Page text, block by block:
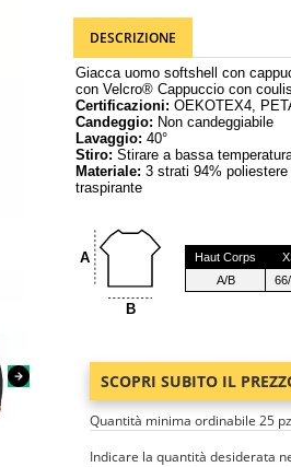
DESCRIZIONE
Giacca uomo softshell con
con Velcro® Cappuccio con
Certificazioni: OEKOTEX4,
Candeggio: Non candeggiabile
Lavaggio: 40°
Stiro: Stirare a bassa
Materiale: 3 strati 94%
traspirante
A
B
Haut Corps
A/B
SCOPRI SUBITO IL
Quantità minima ordinabile 25
Indicare la quantità desiderata